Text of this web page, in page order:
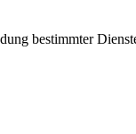
bestimmter